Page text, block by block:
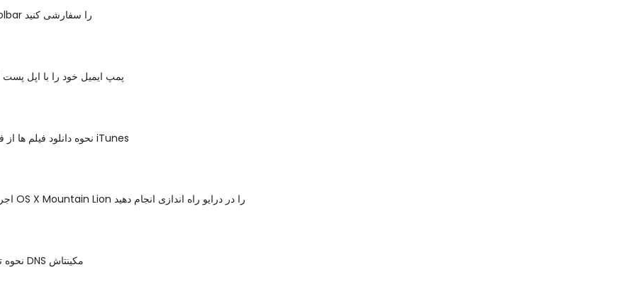
اپل Mail Toolbar را سفارشی کنید
پمپ ایمیل خود را با اپل پست
نحوه دانلود فیلم ها از فروشگاه فیلم iTunes
اجرای پاک نصب OS X Mountain Lion را در درایو راه اندازی انجام دهید
نحوه تغییر تنظیمات DNS مکینتاش